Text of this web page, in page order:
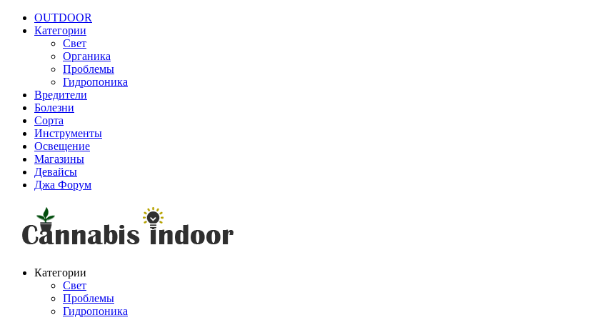
OUTDOOR
Категории
Свет
Органика
Проблемы
Гидропоника
Вредители
Болезни
Сорта
Инструменты
Освещение
Магазины
Девайсы
Джа Форум
Категории
Свет
Проблемы
Гидропоника